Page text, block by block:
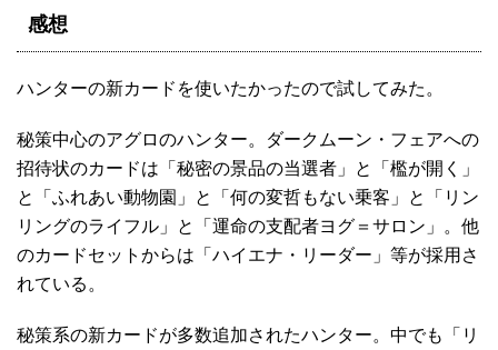
感想
ハンターの新カードを使いたかったので試してみた。
秘策中心のアグロのハンター。ダークムーン・フェアへの
招待状のカードは「秘密の景品の当選者」と「檻が開く」
と「ふれあい動物園」と「何の変哲もない乗客」と「リン
リングのライフル」と「運命の支配者ヨグ＝サロン」。他
のカードセットからは「ハイエナ・リーダー」等が採用さ
れている。
秘策系の新カードが多数追加されたハンター。中でも「リ